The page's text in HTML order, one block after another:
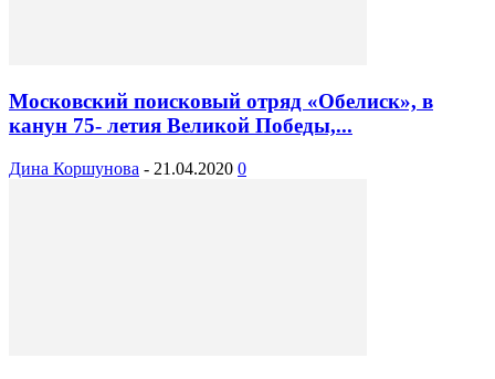
Московский поисковый отряд «Обелиск», в
канун 75- летия Великой Победы,...
Дина Коршунова - 21.04.2020 0